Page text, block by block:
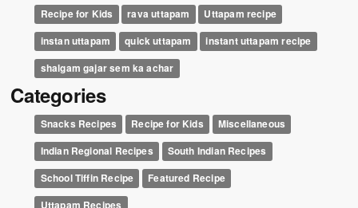
Recipe for Kids rava uttapam
Uttapam recipe
instan uttapam
quick uttapam
instant uttapam recipe
shalgam gajar sem ka achar
Categories
Snacks Recipes Recipe for Kids
Miscellaneous
Indian Regional Recipes
South Indian Recipes
School Tiffin Recipe
Featured Recipe